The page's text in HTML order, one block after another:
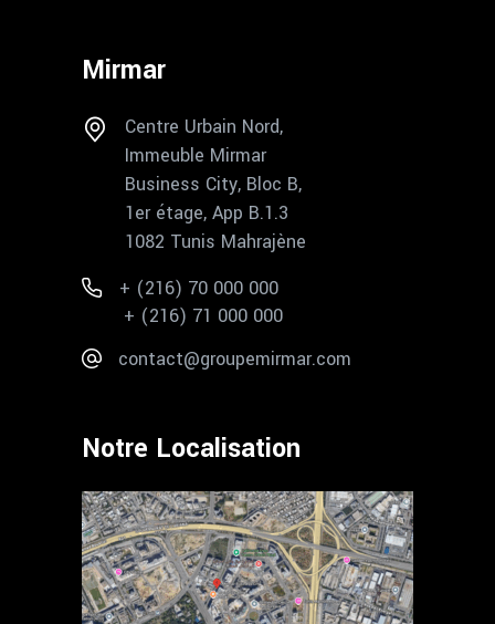
Mirmar
Centre Urbain Nord,
Immeuble Mirmar
Business City, Bloc B,
1er étage, App B.1.3
1082 Tunis Mahrajène
+ (216) 70 000 000
+ (216) 71 000 000
contact@groupemirmar.com
Notre Localisation